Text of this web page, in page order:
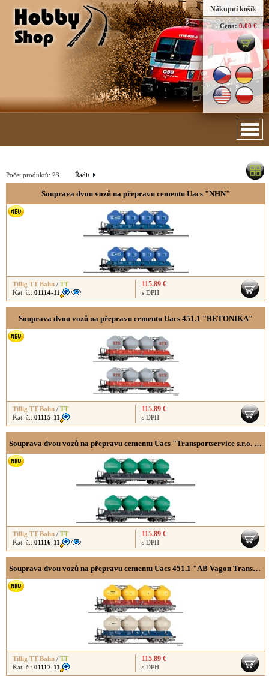
Nákupní košík
Cena: 0.00 €
Řadit
Počet produktů: 23
Souprava dvou vozů na přepravu cementu Uacs "NHN"
Tillig TT Bahn / TT
Kat. č.: 01114-11
115.89 €
s DPH
Souprava dvou vozů na přepravu cementu Uacs 451.1 "BETONIKA"
Tillig TT Bahn / TT
Kat. č.: 01115-11
115.89 €
s DPH
Souprava dvou vozů na přepravu cementu Uacs "Transportservice s.r.o. Beroun"
Tillig TT Bahn / TT
Kat. č.: 01116-11
115.89 €
s DPH
Souprava dvou vozů na přepravu cementu Uacs 451.1 "AB Vagon Trans s.r.o."
Tillig TT Bahn / TT
Kat. č.: 01117-11
115.89 €
s DPH